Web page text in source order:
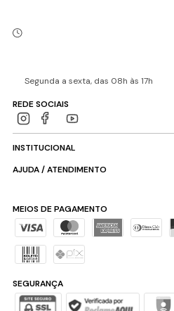
Segunda a sexta, das 08h às 17h
REDE SOCIAIS
INSTITUCIONAL
AJUDA / ATENDIMENTO
MEIOS DE PAGAMENTO
SEGURANÇA